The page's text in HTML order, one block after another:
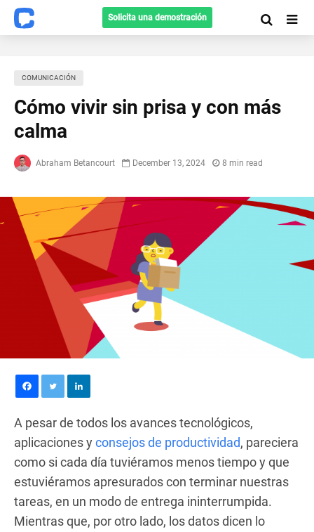
Solicita una demostración
COMUNICACIÓN
Cómo vivir sin prisa y con más
calma
Abraham Betancourt December 13, 2024 8 min read
A pesar de todos los avances tecnológicos,
aplicaciones yconsejos de productividad, pareciera
como si cada día tuviéramos menos tiempo y que
estuviéramos apresurados con terminar nuestras
tareas, en un modo de entrega ininterrumpida.
Mientras que, por otro lado, los datos dicen lo